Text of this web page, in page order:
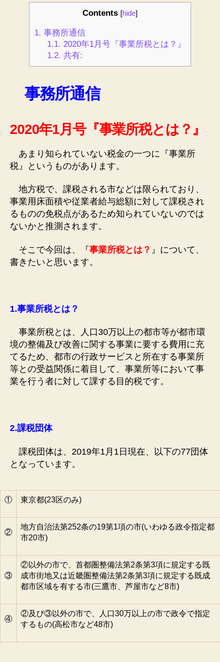
1
月
へ
の
Contents [hide]
1. 事務所通信
1.1. 2020年1月号『事業所税とは？』
1.2. 共有:
事務所通信
2020年1月号『事業所税とは？』
あまり知られていない税金の一つに『事業所
税』というものがあります。
地方税で、課税される市などは限られており、
事業用床面積や従業者給与総額に対して課税され
るものの免税点があるため知られていないのでは
ないかと推測されます。
そこで今回は、『事業所税とは？ 』について、
書きたいと思います。
1.事業所税とは？
事業所税とは、人口30万以上の都市等が都市環
境の整備及び改善に関する事業に要する費用に充
てるため、都市の行政サービスと所在する事業所
等との受益関係に着目して、事業所等において事
業を行う者に対して課する目的税です。
2.課税団体
課税団体は、2019年1月1日現在、以下の77団体
となっています。
① 東京都(23区のみ)
②
地方自治法第252条の19第1項の市(いわゆる政令指定都
市20市)
③
②以外の市で、首都圏整備法第2条第3項に規定する既
成市街地又は近畿圏整備法第2条第3項に規定する既成
都市区域を有する市(三鷹市、芦屋市など8市)
④
②及び③以外の市で、人口30万以上の市で政令で指定
するもの(高松市など48市)